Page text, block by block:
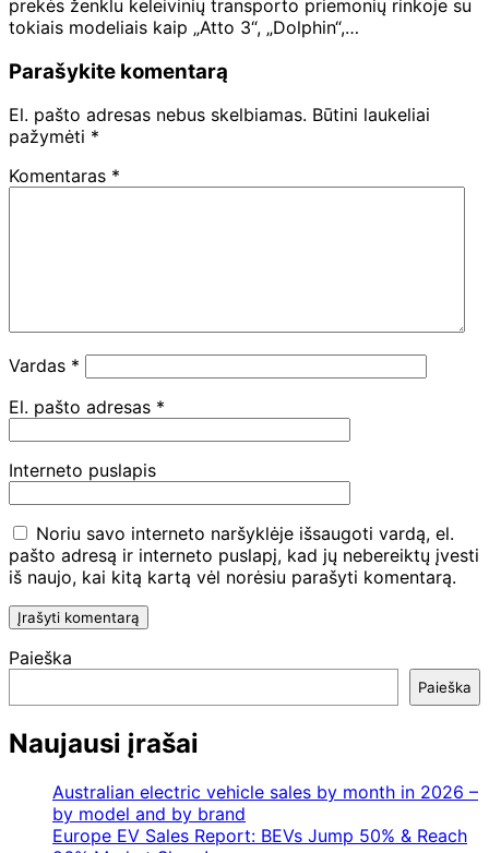
prekės ženklu keleivinių transporto priemonių rinkoje su
tokiais modeliais kaip „Atto 3“, „Dolphin“,…
Parašykite komentarą
El. pašto adresas nebus skelbiamas. Būtini laukeliai
pažymėti *
Komentaras *
Vardas *
El. pašto adresas *
Interneto puslapis
Noriu savo interneto naršyklėje išsaugoti vardą, el.
pašto adresą ir interneto puslapį, kad jų nebereiktų įvesti
iš naujo, kai kitą kartą vėl norėsiu parašyti komentarą.
Paieška
Paieška
Naujausi įrašai
Australian electric vehicle sales by month in 2026 –
by model and by brand
Europe EV Sales Report: BEVs Jump 50% & Reach